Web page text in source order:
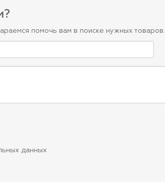
помочь вам в поиске нужных товаров.
данных